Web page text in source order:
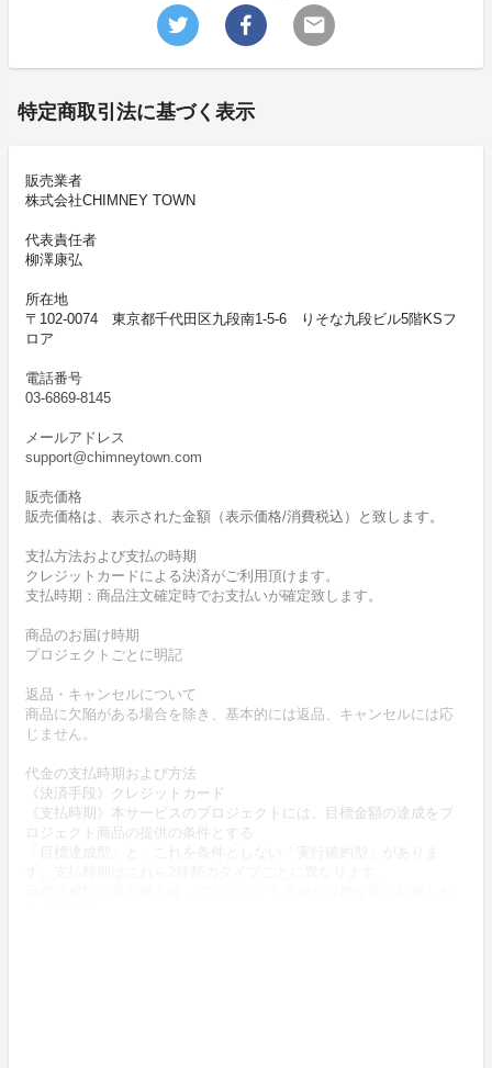
特定商取引法に基づく表示
販売業者
株式会社CHIMNEY TOWN
代表責任者
柳澤康弘
所在地
〒102-0074 東京都千代田区九段南1-5-6 りそな九段ビル5階KSフ
ロア
電話番号
03-6869-8145
メールアドレス
support@chimneytown.com
販売価格
販売価格は、表示された金額（表示価格/消費税込）と致します。
支払方法および支払の時期
クレジットカードによる決済がご利用頂けます。
支払時期：商品注文確定時でお支払いが確定致します。
商品のお届け時期
プロジェクトごとに明記
返品・キャンセルについて
商品に欠陥がある場合を除き、基本的には返品、キャンセルには応
じません。
代金の支払時期および方法
《決済手段》クレジットカード
《支払時期》本サービスのプロジェクトには、目標金額の達成をプ
ロジェクト商品の提供の条件とする